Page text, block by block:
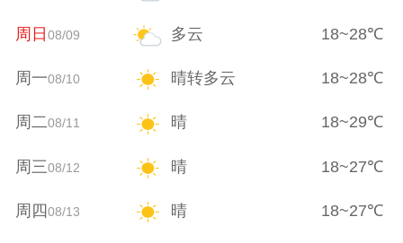
周日08/09 多云 18~28℃
周一08/10 晴转多云 18~28℃
周二08/11 晴 18~29℃
周三08/12 晴 18~27℃
周四08/13 晴 18~27℃